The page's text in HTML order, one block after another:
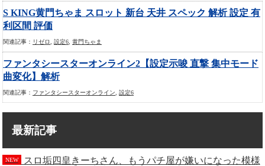
S KING黄門ちゃま スロット 新台 天井 スペック 解析 設定 有
利区間 評価
関連記事： リゼロ 設定6 黄門ちゃま
ファンタシースターオンライン2【設定示唆 直撃 集中モード
曲変化】解析
関連記事： ファンタシースターオンライン 設定6
最新記事
NEW
スロ垢四皇きーちさん、もうパチ屋が嫌いになった模様